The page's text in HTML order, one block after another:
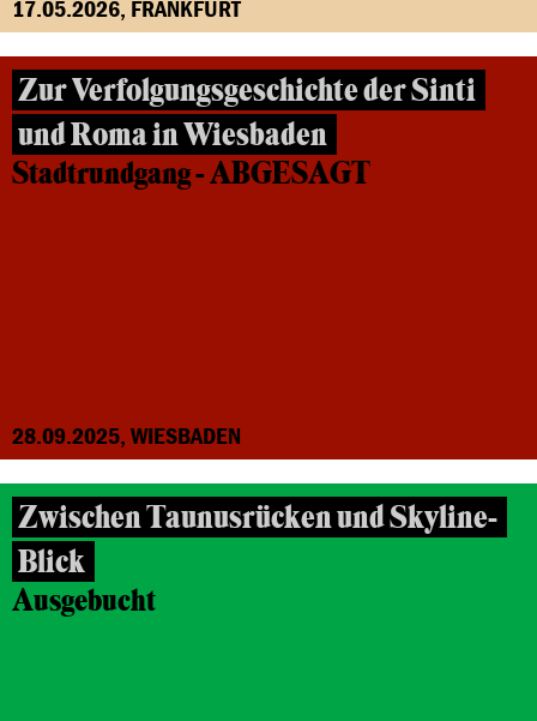
17.05.2026, FRANKFURT
Zur Verfolgungsgeschichte der Sinti
und Roma in Wiesbaden
Stadtrundgang - ABGESAGT
28.09.2025, WIESBADEN
Zwischen Taunusrücken und Skyline-
Blick
Ausgebucht